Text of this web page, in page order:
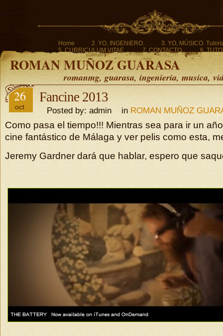
Home 2. YO, INGENIERO.
3. YO, MÚSICO.
5. CURRICULUM VITAE.
7. CONTACTO. 6.
ROMAN MUÑOZ GUARASA
romanmg, guarasa, ingenieria, musica,
26
oct
Fancine 2013
Posted by: admin in ROMAN MUÑOZ
Como pasa el tiempo!!! Mientras sea para ir un
cine fantástico de Málaga y ver pelis como esta,
Jeremy Gardner dará que hablar, espero que